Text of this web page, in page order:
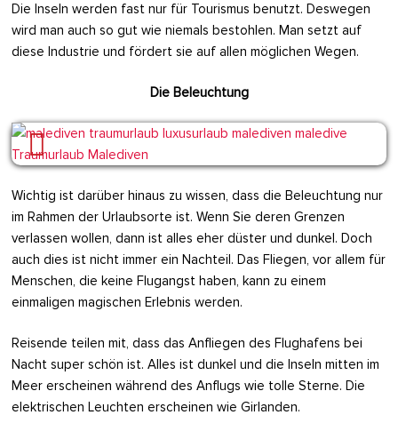
Die Inseln werden fast nur für Tourismus benutzt. Deswegen
wird man auch so gut wie niemals bestohlen. Man setzt auf
diese Industrie und fördert sie auf allen möglichen Wegen.
Die Beleuchtung
Wichtig ist darüber hinaus zu wissen, dass die Beleuchtung nur
im Rahmen der Urlaubsorte ist. Wenn Sie deren Grenzen
verlassen wollen, dann ist alles eher düster und dunkel. Doch
auch dies ist nicht immer ein Nachteil. Das Fliegen, vor allem für
Menschen, die keine Flugangst haben, kann zu einem
einmaligen magischen Erlebnis werden.
Reisende teilen mit, dass das Anfliegen des Flughafens bei
Nacht super schön ist. Alles ist dunkel und die Inseln mitten im
Meer erscheinen während des Anflugs wie tolle Sterne. Die
elektrischen Leuchten erscheinen wie Girlanden.